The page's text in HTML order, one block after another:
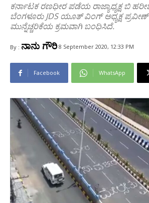
ಕರ್ನಾಟಕ ರಣಧೀರ ಪಡೆಯ ರಾಜ್ಯಾಧ್ಯಕ್ಷ ಬಿ
ಬೆಂಗಳೂರು JDS ಯೂತ್‌ ವಿಂಗ್‌ ಅಧ್ಯಕ್ಷ ಪ್ರವೀಣ್
ಮುನ್ನೆಚ್ಚರಿಕೆಯ ಕ್ರಮವಾಗಿ ಬಂಧಿಸಿದೆ.
By : ನಾನು ಗೌರಿ 8 September 2020, 12:33 PM
Facebook WhatsApp